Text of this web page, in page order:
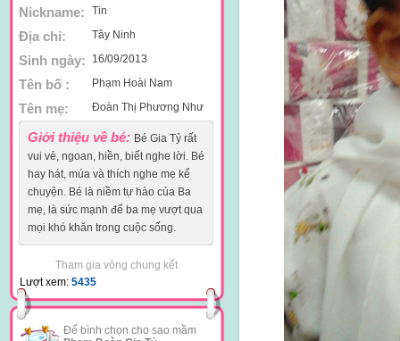
Nickname:
Tin
Địa chỉ: Tây Ninh
Sinh ngày: 16/09/2013
Tên bố : Phạm Hoài Nam
Tên mẹ: Đoàn Thị Phương Như
Giới thiệu về bé: Bé Gia Tỷ rất
vui vẻ, ngoan, hiền, biết nghe lời. Bé
hay hát, múa và thích nghe mẹ kể
chuyện. Bé là niềm tự hào của Ba
mẹ, là sức mạnh để ba mẹ vượt qua
mọi khó khăn trong cuộc sống.
Tham gia vòng chung kết
Lượt xem: 5435
Để bình chọn cho sao mầm